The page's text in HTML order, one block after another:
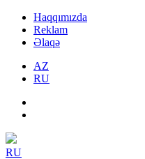
Haqqımızda
Reklam
Əlaqə
AZ
RU
RU